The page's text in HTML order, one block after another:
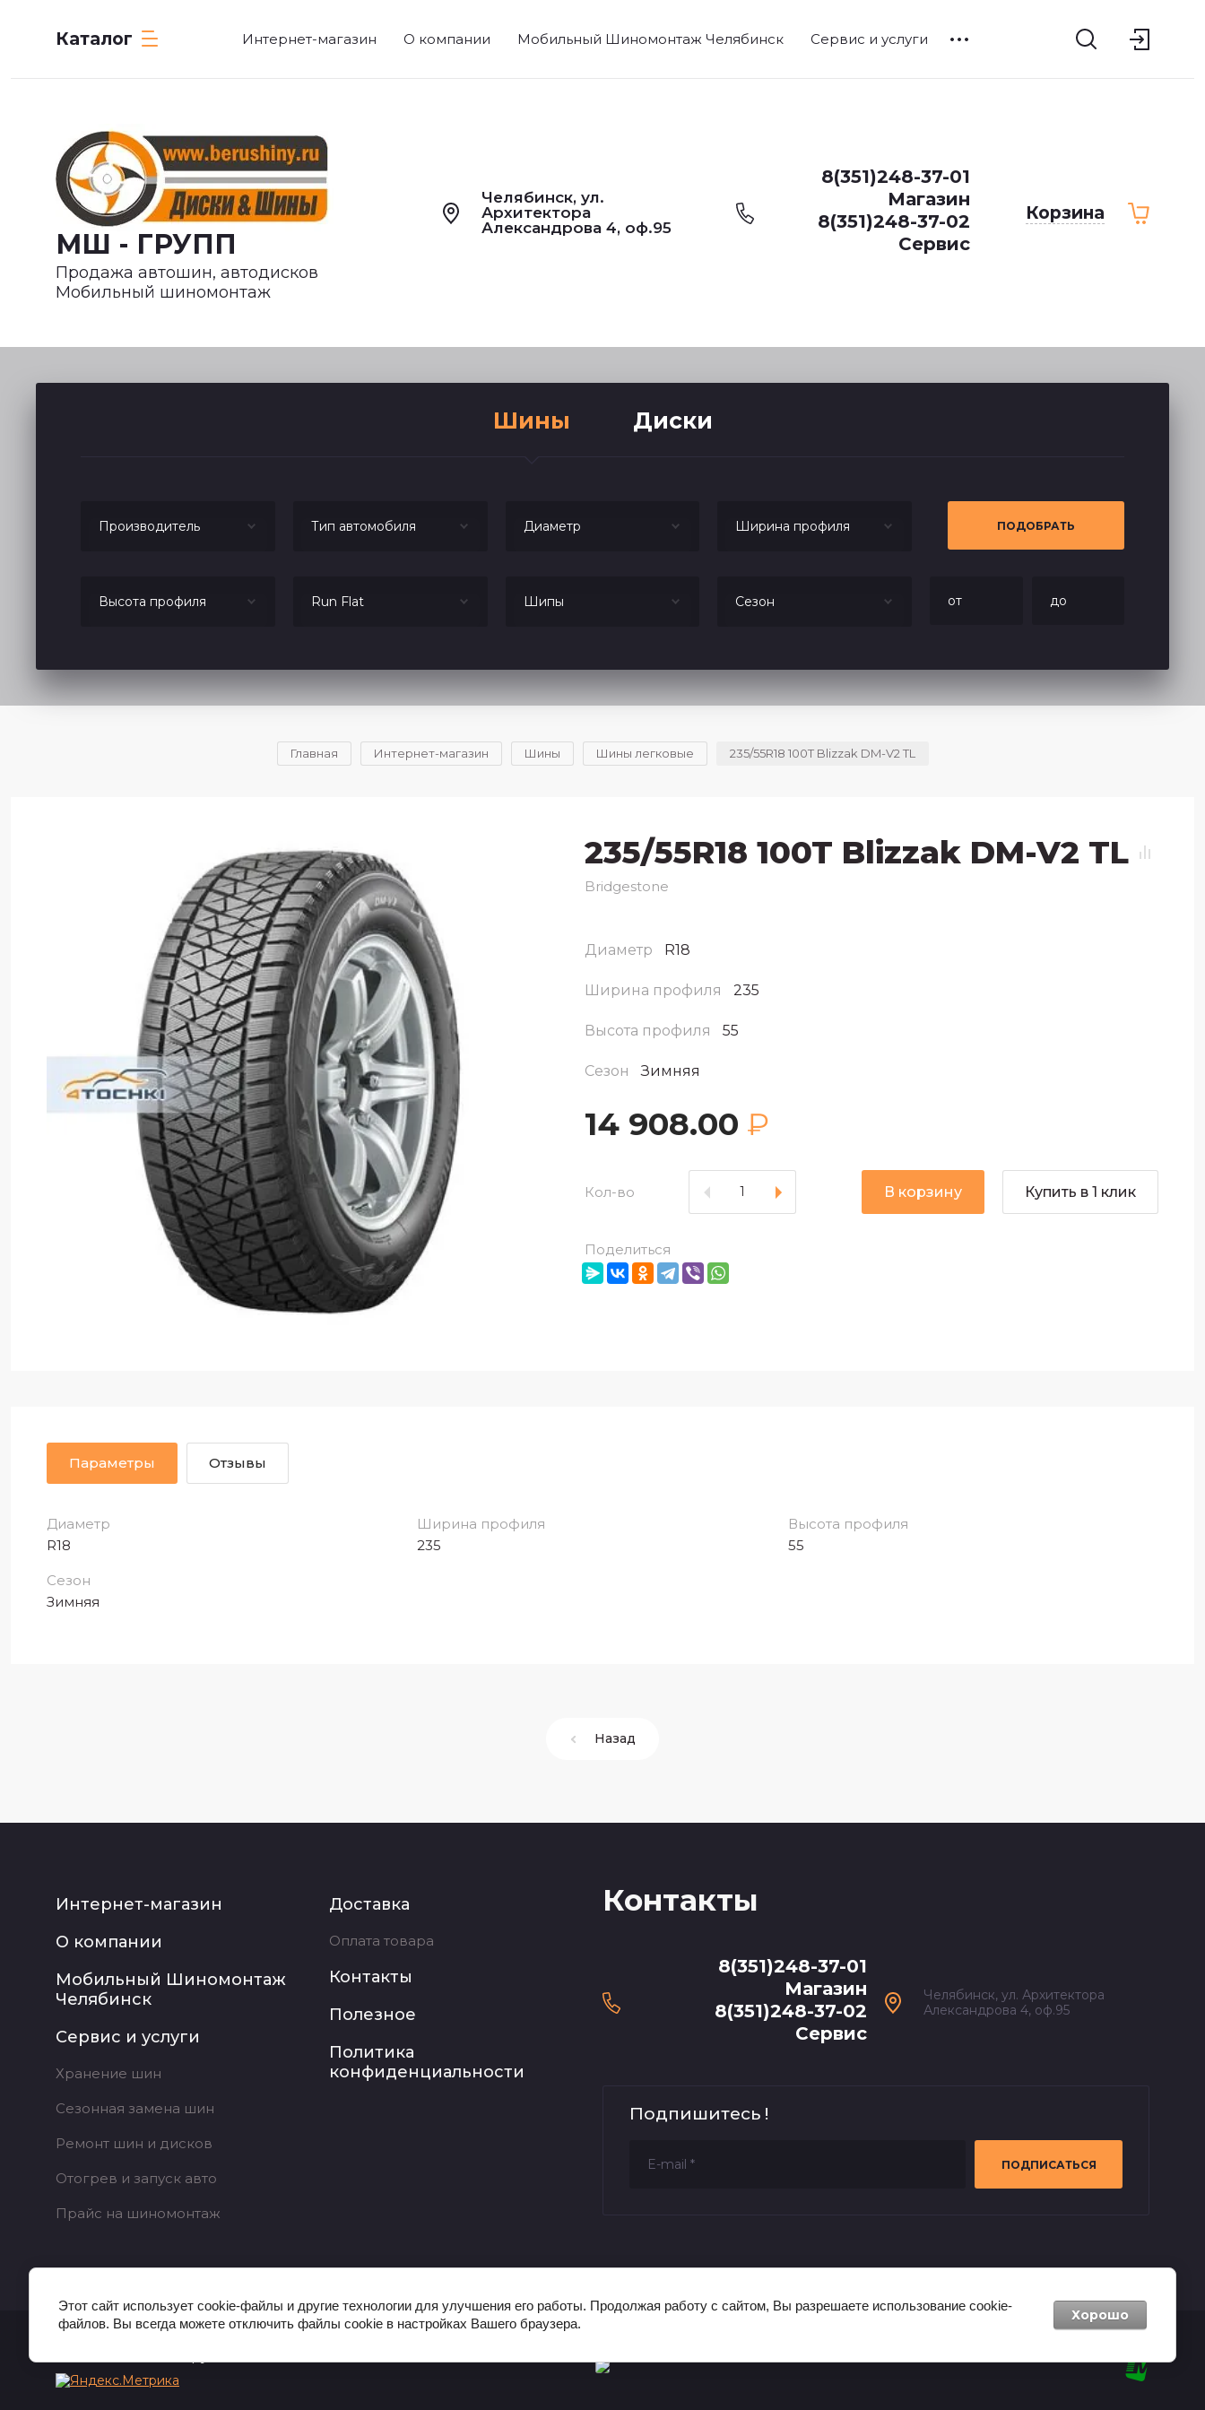
Каталог Интернет-магазин О компании Мобильный Шиномонтаж Челябинск Сервис и услуги
МШ - ГРУПП
Продажа автошин, автодисков
Мобильный шиномонтаж
Челябинск, ул.
Архитектора
Александрова 4, оф.95
8(351)248-37-01
Магазин
8(351)248-37-02
Сервис
Корзина
Шины Диски
Производитель Тип автомобиля Диаметр Ширина профиля ПОДОБРАТЬ
Высота профиля Run Flat Шипы Сезон
Главная Интернет-магазин Шины Шины легковые 235/55R18 100T Blizzak DM-V2 TL
235/55R18 100T Blizzak DM-V2 TL
Bridgestone
Диаметр R18
Ширина профиля 235
Высота профиля 55
Сезон Зимняя
14 908.00 ₽
Кол-во В корзину Купить в 1 клик
Поделиться
Параметры Отзывы
Диаметр
R18
Ширина профиля
235
Высота профиля
55
Сезон
Зимняя
Назад
Интернет-магазин
О компании
Мобильный Шиномонтаж
Челябинск
Сервис и услуги
Хранение шин
Сезонная замена шин
Ремонт шин и дисков
Отогрев и запуск авто
Прайс на шиномонтаж
Доставка
Оплата товара
Контакты
Полезное
Политика
конфиденциальности
Контакты
8(351)248-37-01
Магазин
8(351)248-37-02
Сервис
Челябинск, ул. Архитектора
Александрова 4, оф.95
Подпишитесь !
ПОДПИСАТЬСЯ
Этот сайт использует cookie-файлы и другие технологии для улучшения его работы. Продолжая работу с сайтом, Вы разрешаете использование cookie-
файлов. Вы всегда можете отключить файлы cookie в настройках Вашего браузера.
Хорошо